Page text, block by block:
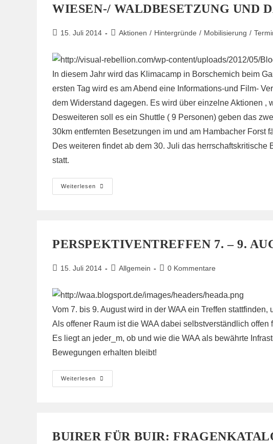
WIESEN-/ WALDBESETZUNG UND
Beitrag
15. Juli 2014
Beitrags-
Aktionen / Hintergründe / Mobilisierung /
In diesem Jahr wird das Klimacamp in Borschemich beim
ersten Tag wird es am Abend eine Informations-und Film-
dem Widerstand dagegen. Es wird über einzelne Aktionen ,
Desweiteren soll es ein Shuttle ( 9 Personen) geben das
30km entfernten Besetzungen im und am Hambacher Forst
Des weiteren findet ab dem 30. Juli das
statt.
Weiterlesen
Wiesen-/
Waldbesetzung
PERSPEKTIVENTREFFEN 7. – 9.
Beitrag
15. Juli 2014
Beitrags-
Allgemein
Beitrags-
0 Kommentare
Vom 7. bis 9. Au­gust wird in der WAA ein Tref­fen
Als of­fe­ner Raum ist die WAA dabei selbst­ver­ständ­lich
Es liegt an je­der_m, ob und wie die WAA als be­währ­te
Be­we­gun­gen er­hal­ten bleibt!
Weiterlesen
Perspektiventreffen
7.
BUIRER FÜR BUIR: